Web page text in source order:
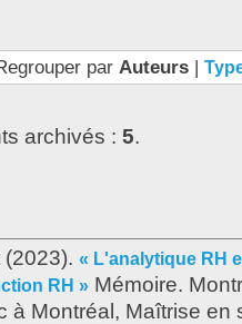
par Auteurs|
archivés : 5.
(2023). « L'analytique RH
RH » Mémoire.
à Montréal, Maîtrise en